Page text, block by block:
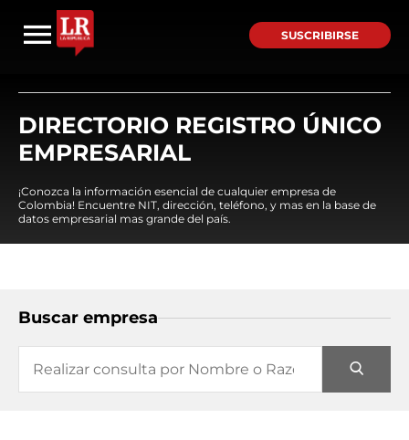
SUSCRIBIRSE
DIRECTORIO REGISTRO ÚNICO
EMPRESARIAL
¡Conozca la información esencial de cualquier empresa de
Colombia! Encuentre NIT, dirección, teléfono, y mas en la base de
datos empresarial mas grande del país.
Buscar empresa